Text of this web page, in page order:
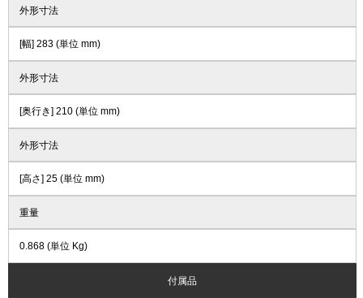
外形寸法
[幅] 283 (単位 mm)
外形寸法
[奥行き] 210 (単位 mm)
外形寸法
[高さ] 25 (単位 mm)
重量
0.868 (単位 Kg)
付属品